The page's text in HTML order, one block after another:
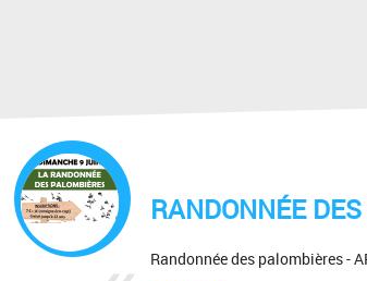
RANDONNÉE
Randonnée des palombières -